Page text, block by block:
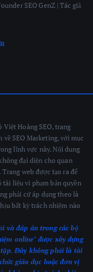
SEO GenZ | Tác giả
Hoàng SEO, trang
SEO Marketing, với mục
lĩnh vực này. Nội dung
đại diện cho quan
web được tạo ra để
tài liệu vi phạm bản quyền
phải cứ áp dụng theo là
bất kỳ trách nhiệm nào
và đáp án trong các bộ
online" được xây dựng
Đây không phải là tài
giáo dục hoặc đơn vị